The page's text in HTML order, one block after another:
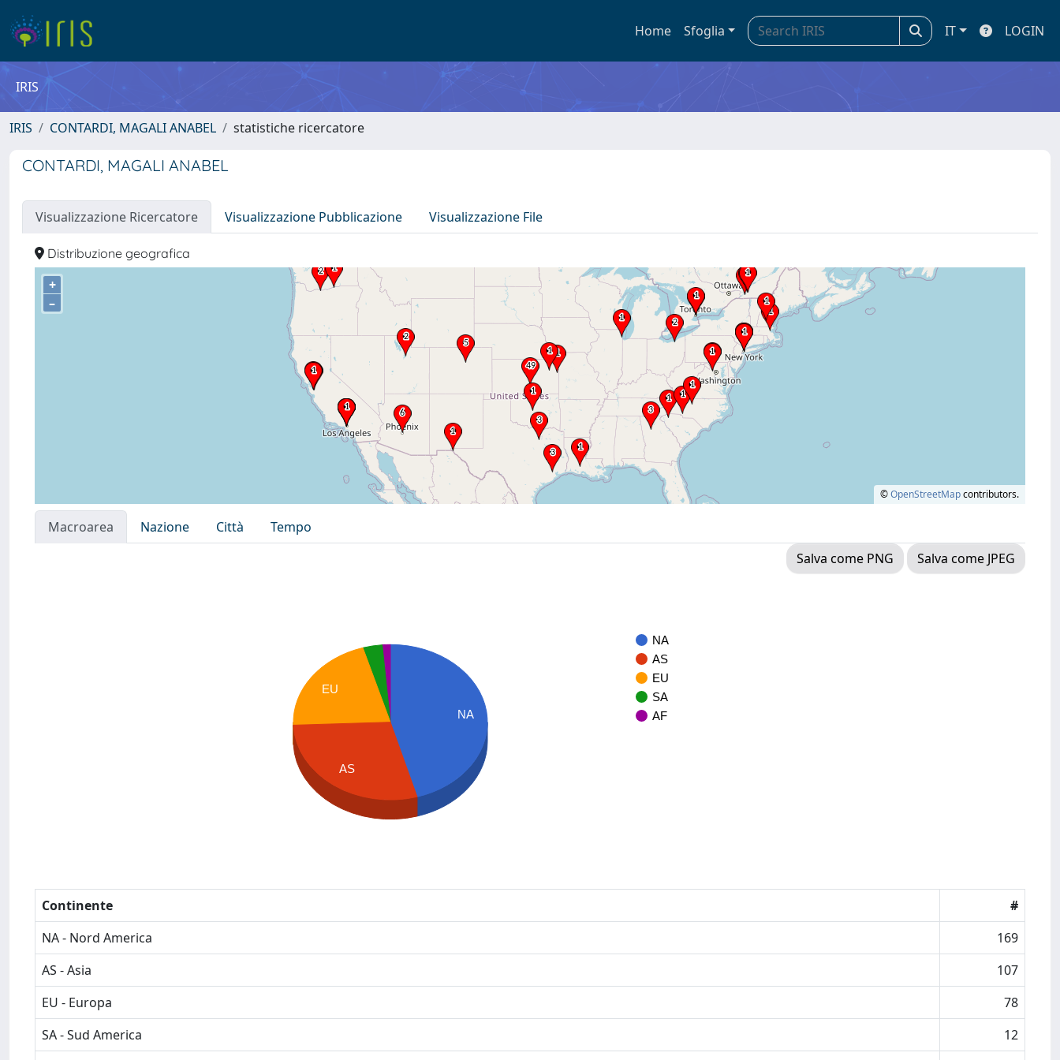
Home Sfoglia IT LOGIN
IRIS
IRIS CONTARDI, MAGALI ANABEL statistiche ricercatore
CONTARDI, MAGALI ANABEL
Visualizzazione Ricercatore Visualizzazione Pubblicazione Visualizzazione File
Distribuzione geografica
+
–
©OpenStreetMapcontributors.
Macroarea Nazione Città
Tempo
Salva come PNG
Salva come JPEG
NA
AS
EU
SA
AF
NA
EU
AS
Continente
#
NA - Nord America
169
AS - Asia
107
EU - Europa
78
SA - Sud America
12